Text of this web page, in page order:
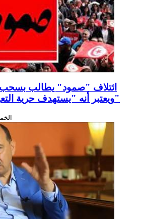
ويعتبر أنه "يستهدف حرية التعبير ويقمع المعارضين"
الخميس، 17